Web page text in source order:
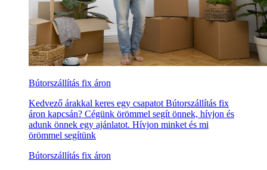
Bútorszállítás fix áron
Kedvező árakkal keres egy csapatot Bútorszállítás fix
áron kapcsán? Cégünk örömmel segít önnek, hívjon és
adunk önnek egy ajánlatot. Hívjon minket és mi
örömmel segítünk
Bútorszállítás fix áron